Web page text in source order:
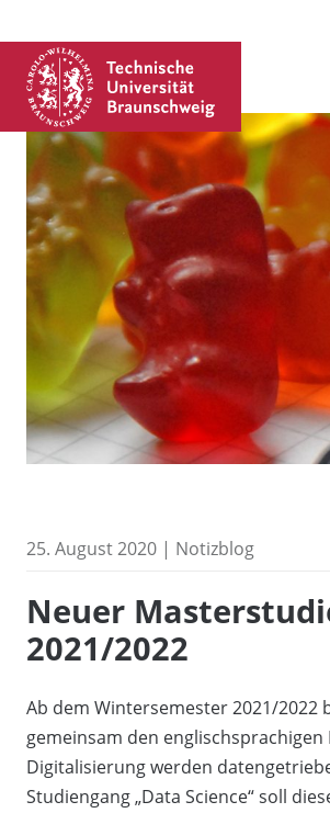
25. August 2020 | Notizblog
Neuer
2021/2022
Ab dem Wintersemester 2021/
gemeinsam den
Digitalisierung werden
Studiengang „Data Science“ soll